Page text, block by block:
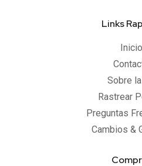
Links
Inicio
Sobre
Rastrear
Preguntas
Cambios &